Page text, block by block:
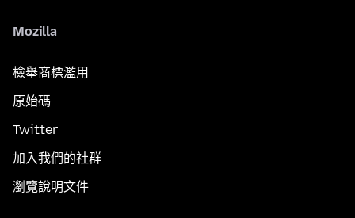
Mozilla
檢舉商標濫用
原始碼
Twitter
加入我們的社群
瀏覽說明文件